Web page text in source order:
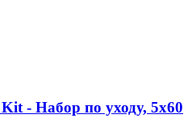
- Набор по уходу, 5х60